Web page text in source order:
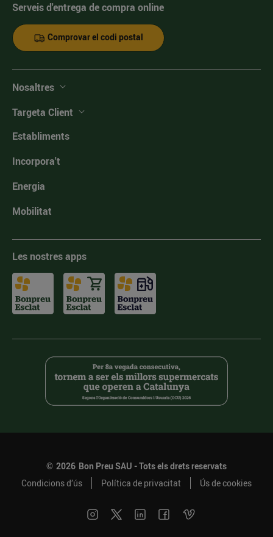
Serveis d'entrega de compra online
Comprovar el codi postal
Nosaltres
Targeta Client
Establiments
Incorpora't
Energia
Mobilitat
Les nostres apps
© 2026 Bon Preu SAU - Tots els drets reservats
Condicions d’ús
Política de privacitat Ús de cookies